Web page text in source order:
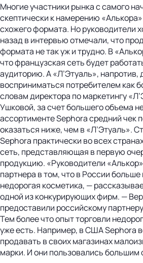
Многие участники рынка с самого
скептически к намерению
схожего формата. Но руководители
назад в интервью отмечали, что
формата не так уж и трудно. В
что французская сеть будет
аудиторию. А «Л’Этуаль», напротив,
восприниматься потребителем как
словам директора по маркетингу
Ушковой, за счет большего объема
ассортименте Sephora средний чек
оказаться ниже, чем в «Л’Этуаль».
Sephora практически во всех
сеть, представляющая в первую
продукцию. «Руководители
партнера в том, что в России
недорогая косметика, —
одной из конкурирующих фирм. —
предоставили российскому
Тем более что опыт торговли
уже есть. Например, в США Sephora
продавать в своих магазинах
марки. И они пользовались большим